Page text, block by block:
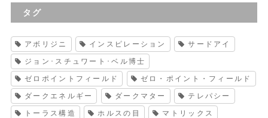
タグ
アボリジニ インスピレーション サードアイ
ジョン･スチュワート･ベル博士
ゼロポイントフィールド ゼロ・ポイント・フィールド
ダークエネルギー ダークマター テレパシー
トーラス構造 ホルスの目 マトリックス